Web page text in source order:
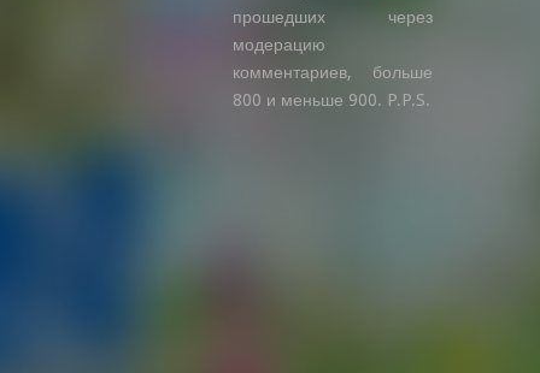
прошедших через
модерацию
комментариев, больше
800 и меньше 900. P.P.S.